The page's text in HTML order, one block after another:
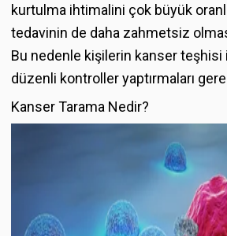
kurtulma ihtimalini çok büyük
tedavinin de daha zahmetsiz
Bu nedenle kişilerin kanser
düzenli kontroller yaptırmaları
Kanser Tarama Nedir?